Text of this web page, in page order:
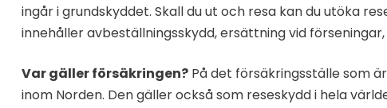
ingår i grundskyddet. Skall du ut och resa kan du utöka
innehåller avbeställningsskydd, ersättning vid
Var gäller försäkringen?På det försäkringsställe som
inom Norden. Den gäller också som reseskydd i hela